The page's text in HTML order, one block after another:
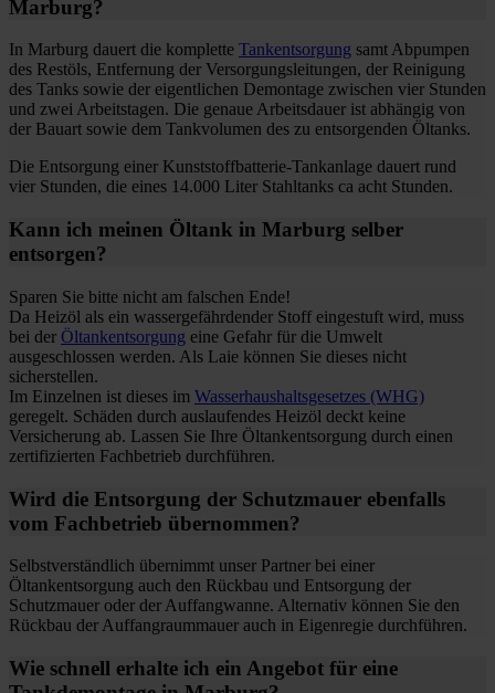
Marburg?
In Marburg dauert die komplette Tankentsorgung samt Abpumpen
des Restöls, Entfernung der Versorgungsleitungen, der Reinigung
des Tanks sowie der eigentlichen Demontage zwischen vier Stunden
und zwei Arbeitstagen. Die genaue Arbeitsdauer ist abhängig von
der Bauart sowie dem Tankvolumen des zu entsorgenden Öltanks.
Die Entsorgung einer Kunststoffbatterie-Tankanlage dauert rund
vier Stunden, die eines 14.000 Liter Stahltanks ca acht Stunden.
Kann ich meinen Öltank in Marburg selber
entsorgen?
Sparen Sie bitte nicht am falschen Ende!
Da Heizöl als ein wassergefährdender Stoff eingestuft wird, muss
bei der Öltankentsorgung eine Gefahr für die Umwelt
ausgeschlossen werden. Als Laie können Sie dieses nicht
sicherstellen.
Im Einzelnen ist dieses im Wasserhaushaltsgesetzes (WHG)
geregelt. Schäden durch auslaufendes Heizöl deckt keine
Versicherung ab. Lassen Sie Ihre Öltankentsorgung durch einen
zertifizierten Fachbetrieb durchführen.
Wird die Entsorgung der Schutzmauer ebenfalls
vom Fachbetrieb übernommen?
Selbstverständlich übernimmt unser Partner bei einer
Öltankentsorgung auch den Rückbau und Entsorgung der
Schutzmauer oder der Auffangwanne. Alternativ können Sie den
Rückbau der Auffangraummauer auch in Eigenregie durchführen.
Wie schnell erhalte ich ein Angebot für eine